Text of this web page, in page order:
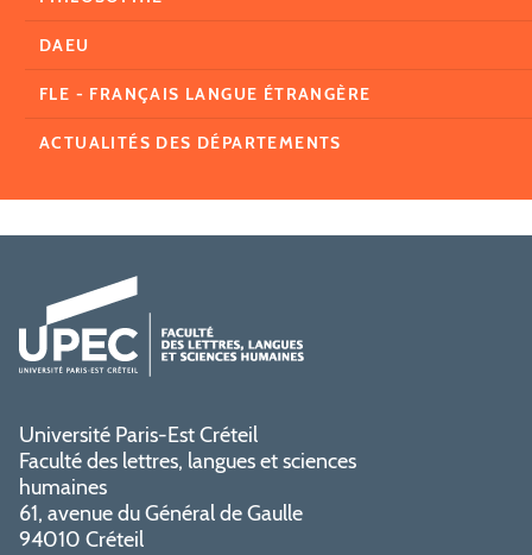
DAEU
FLE - FRANÇAIS LANGUE ÉTRANGÈRE
ACTUALITÉS DES DÉPARTEMENTS
Université Paris-Est Créteil
Faculté des lettres, langues et sciences
humaines
61, avenue du Général de Gaulle
94010 Créteil